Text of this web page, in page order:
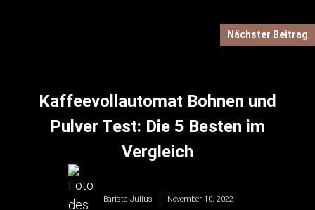
Nächster Beitrag
Kaffeevollautomat Bohnen und
Pulver Test: Die 5 Besten im
Vergleich
Barista Julius November 10, 2022